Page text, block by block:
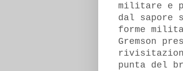
militare e
dal sapore
forme
Gremson
punta del